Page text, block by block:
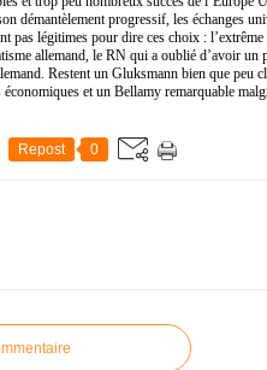
démantèlement progressif, les échanges
pas légitimes pour dire ces choix :
allemand, le RN qui a oublié d’avoir un
Restent un Gluksmann bien que peu
et un Bellamy remarquable
Repost 0